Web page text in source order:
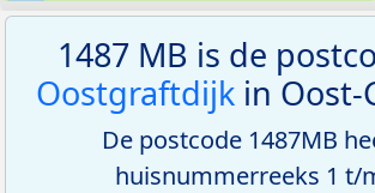
1487 MB is de
Oostgraftdijkin Oost-
De postcode 1487MB
huisnummerreeks 1 t/